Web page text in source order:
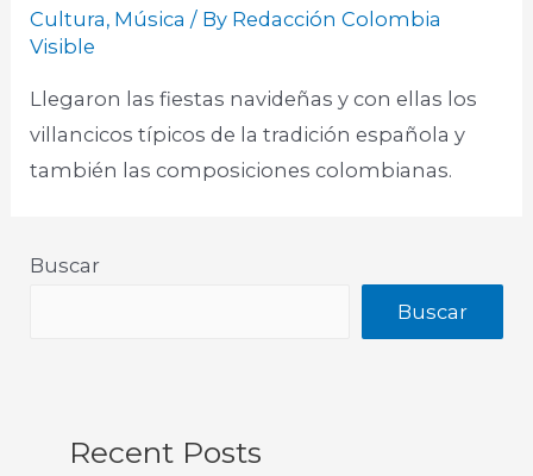
Cultura, Música / By Redacción Colombia
Visible
Llegaron las fiestas navideñas y con ellas los
villancicos típicos de la tradición española y
también las composiciones colombianas.​
Buscar
Buscar
Recent Posts